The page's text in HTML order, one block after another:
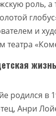
роль,
и
театра
родился в
Анри